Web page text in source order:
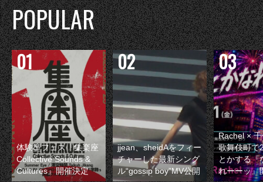
POPULAR
体験型フェス『集楽座
Collective Sounds &
Cultures』開催決定
jjean、sheidAをフィー
チャーした最新シング
ル“gossip boy”MV公開
Rachel ×
歌舞伎町で
とかする『
れーーッ』